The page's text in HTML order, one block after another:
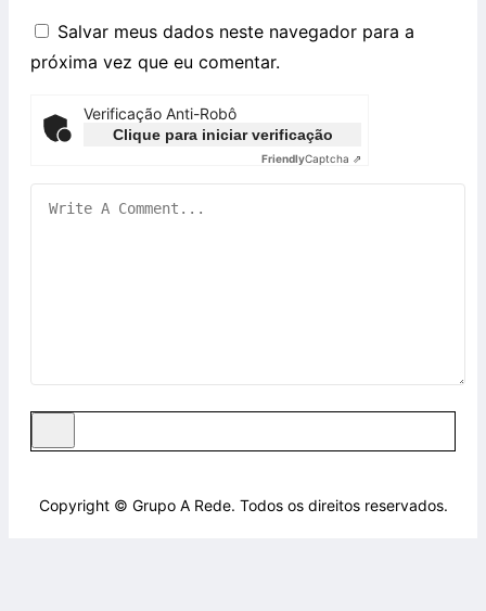
Salvar meus dados neste navegador para a
próxima vez que eu comentar.
Verificação Anti-Robô
Clique para iniciar verificação
FriendlyCaptcha ⇗
Copyright © Grupo A Rede. Todos os direitos reservados.